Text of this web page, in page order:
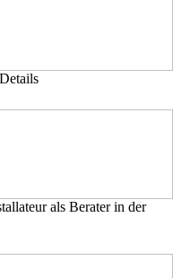
als Berater in der